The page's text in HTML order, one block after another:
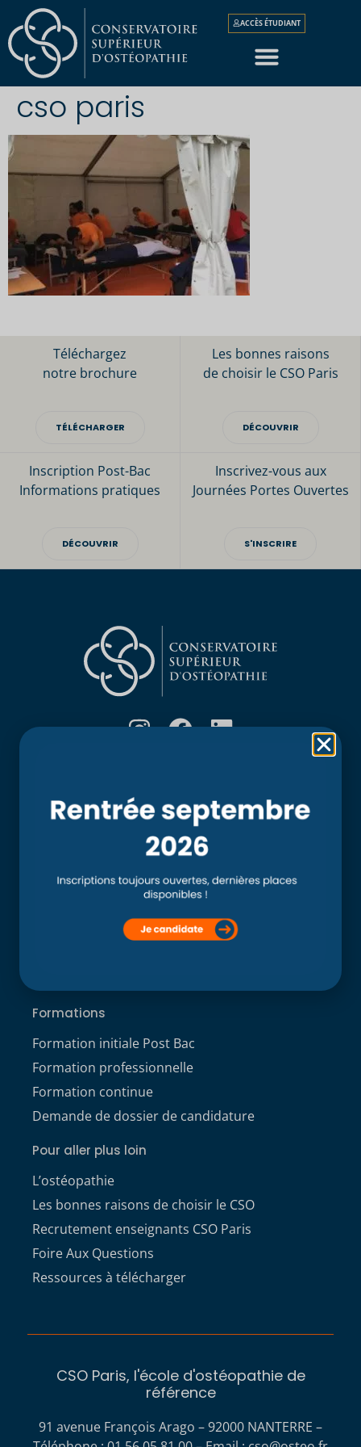
ACCÈS ÉTUDIANT
cso paris
Téléchargez
notre brochure
TÉLÉCHARGER
Les bonnes raisons
de choisir le CSO Paris
DÉCOUVRIR
Inscription Post-Bac
Informations pratiques
DÉCOUVRIR
Inscrivez-vous aux
Journées Portes Ouvertes
S'INSCRIRE
Accueil
L’école
Clinique externe
Clinique ostéopathique interne du CSO Paris
Service aux étudiants
Formations
Formation initiale Post Bac
Formation professionnelle
Formation continue
Demande de dossier de candidature
Pour aller plus loin
L’ostéopathie
Les bonnes raisons de choisir le CSO
Recrutement enseignants CSO Paris
Foire Aux Questions
Ressources à télécharger
CSO Paris, l'école d'ostéopathie de
référence
91 avenue François Arago – 92000 NANTERRE –